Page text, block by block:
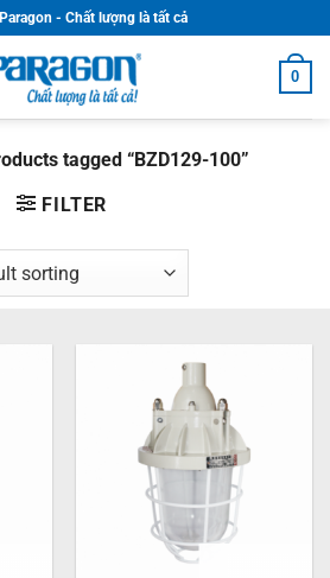
- Chất lượng là tất cả
0
tagged “BZD129-100”
FILTER